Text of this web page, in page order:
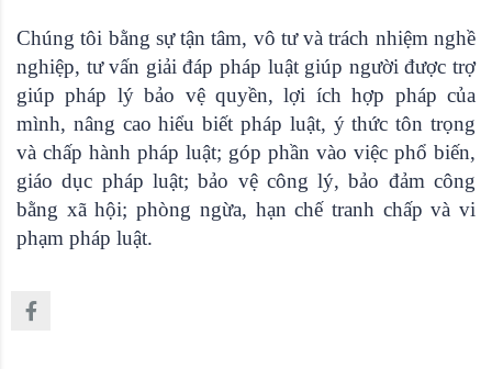
Chúng tôi bằng sự tận tâm, vô tư và trách nhiệm nghề
nghiệp, tư vấn giải đáp pháp luật giúp người được trợ
giúp pháp lý bảo vệ quyền, lợi ích hợp pháp của
mình, nâng cao hiểu biết pháp luật, ý thức tôn trọng
và chấp hành pháp luật; góp phần vào việc phổ biến,
giáo dục pháp luật; bảo vệ công lý, bảo đảm công
bằng xã hội; phòng ngừa, hạn chế tranh chấp và vi
phạm pháp luật.